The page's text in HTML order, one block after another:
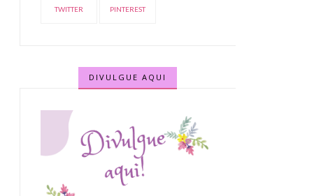
TWITTER PINTEREST
DIVULGUE AQUI